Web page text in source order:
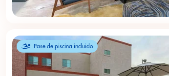
Pase de piscina incluido